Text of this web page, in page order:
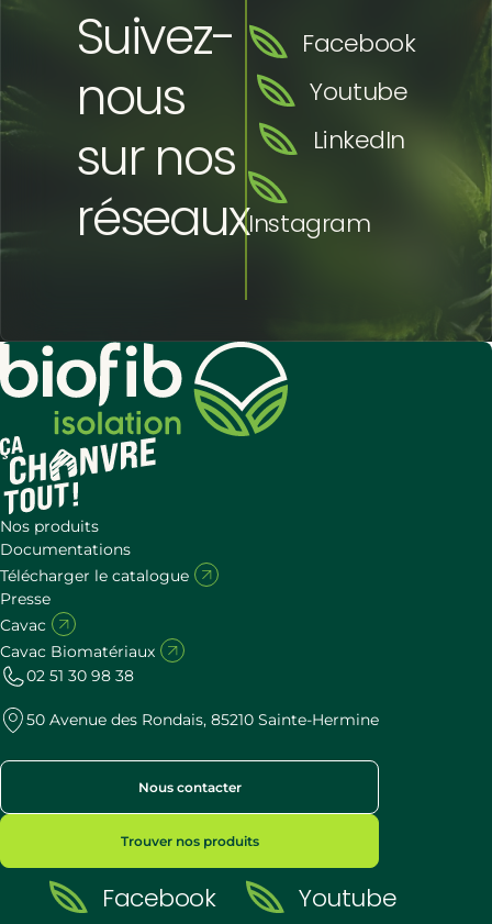
Suivez-
nous
sur nos
réseaux
Facebook
Youtube
LinkedIn
Instagram
Nos produits
Documentations
Télécharger le catalogue
Presse
Cavac
Cavac Biomatériaux
02 51 30 98 38
50 Avenue des Rondais, 85210 Sainte-Hermine
Nous contacter
Trouver nos produits
Facebook Youtube